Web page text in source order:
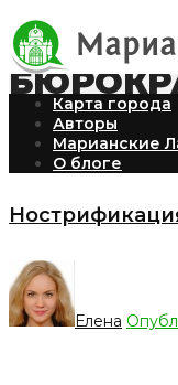
Карта города
Авторы
Марианские
О блоге
Бюрократия/
Елена